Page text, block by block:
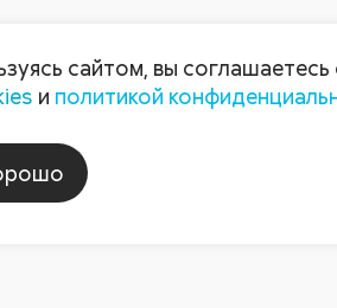
Пресс-центр
Компания
сайтом, вы соглашаетесь
и политикой